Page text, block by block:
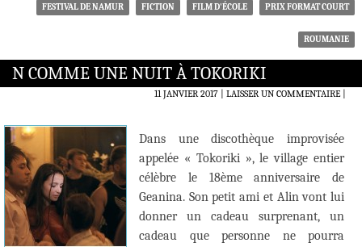
FESTIVAL DE NAMUR FICTION FILM D'ÉCOLE PRIX FORMAT COURT
ROUMANIE
N COMME UNE NUIT À TOKORIKI
11 JANVIER 2017 LAISSER UN COMMENTAIRE|
Dans une discothèque improvisée
appelée « Tokoriki », le village entier
célèbre le 18ème anniversaire de
Geanina. Son petit ami et Alin vont lui
donner un cadeau surprenant, un
cadeau que personne ne pourra